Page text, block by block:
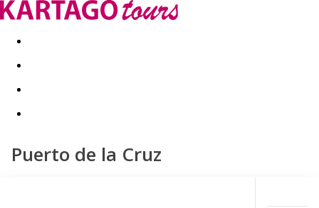
Kapcsolat Nyár 2026 Last Minute
Puerto de la Cruz